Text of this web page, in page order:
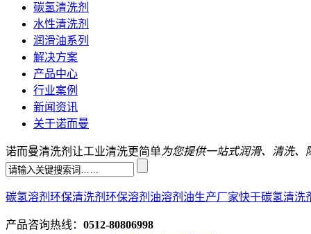
碳氢清洗剂
水性清洗剂
润滑油系列
解决方案
产品中心
行业案例
新闻资讯
关于诺而曼
诺而曼清洗剂让工业清洗更简单为您提供一站式润滑、清洗、
碳氢溶剂 环保清洗剂 环保溶剂油溶剂油生产厂家快干碳氢清洗
产品咨询热线： 0512-80806998